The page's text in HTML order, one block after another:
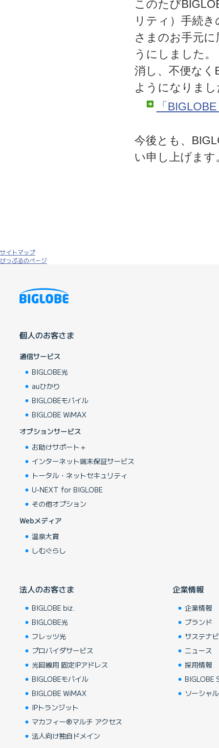
このたび
リティ）手続
さまのお手元
うにしました
消し、不便なく
ようになりま
「
今後とも、
い申し上げます
サイトマップ
びっぷるのページ
個人のお客さま
通信サービス
BIGLOBE光
auひかり
BIGLOBEモバイル
BIGLOBE WiMAX
オプションサービス
お助けサポート＋
インターネット端末保証サービス
トータル・ネットセキュリティ
U-NEXT for BIGLOBE
その他オプション
Webメディア
温泉大賞
しむぐらし
法人のお客さま
BIGLOBE biz.
BIGLOBE光
フレッツ光
プロバイダサービス
光回線用 固定IPアドレス
BIGLOBEモバイル
BIGLOBE WiMAX
IPトランジット
マカフィー®マルチ アクセス
法人向け独自ドメイン
企業情報
企業情報
ブランド
サステナ
ニュース
採用情報
BIGLOBE
ソーシャ